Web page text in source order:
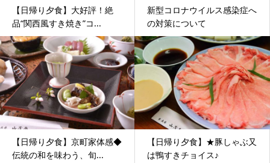
【日帰り夕食】大好評！絶
品“関西風すき焼き”コ...
新型コロナウイルス感染症へ
の対策について
【日帰り夕食】京町家体感◆
伝統の和を味わう、旬...
【日帰り夕食】★豚しゃぶ又
は鴨すきチョイス♪